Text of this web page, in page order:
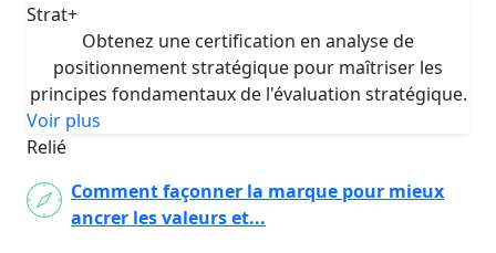
Strat+
Obtenez une certification en analyse de
positionnement stratégique pour maîtriser les
principes fondamentaux de l'évaluation stratégique.
Voir plus
Relié
Comment façonner la marque pour mieux
ancrer les valeurs et...